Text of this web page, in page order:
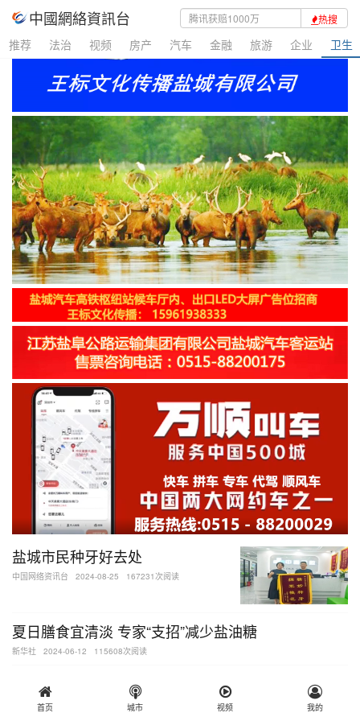
中國網絡資訊台 热搜
推荐 法治 视频 房产 汽车 金融 旅游 企业 卫生
盐城市民种牙好去处
中国网络资讯台 2024-08-25 167231次阅读
夏日膳食宜清淡 专家“支招”减少盐油糖
新华社 2024-06-12 115608次阅读
家门口”看名医 | 2024年6月全市各医院来盐专家坐诊
信息汇总→
首页 城市 视频 我的